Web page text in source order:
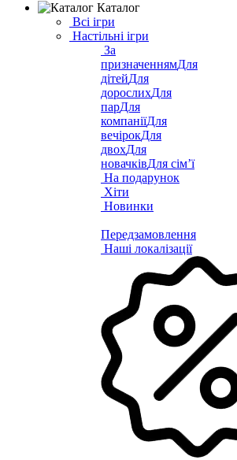
Каталог
Всі ігри
Настільні ігри
За
призначеннямДля
дітейДля
дорослихДля
парДля
компаніїДля
вечірокДля
двохДля
новачківДля сім’ї
На подарунок
Хіти
Новинки
Передзамовлення
Наші локалізації